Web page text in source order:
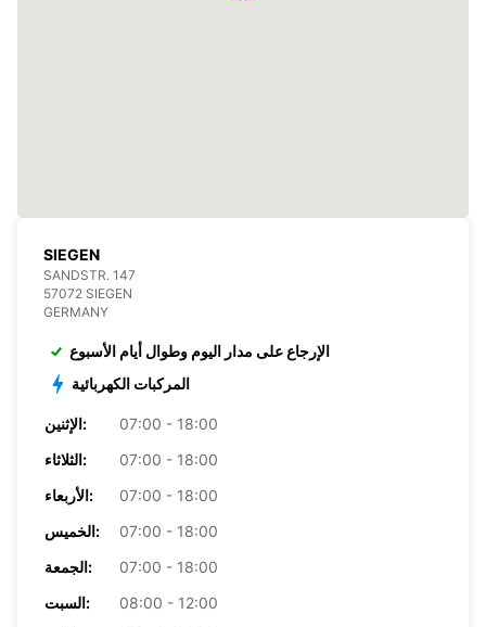
SIEGEN
SANDSTR. 147
57072 SIEGEN
GERMANY
الإرجاع على مدار اليوم وطوال أيام الأسبوع
المركبات الكهربائية
الإثنين:
07:00 - 18:00
الثلاثاء:
07:00 - 18:00
الأربعاء:
07:00 - 18:00
الخميس:
07:00 - 18:00
الجمعة:
07:00 - 18:00
السبت:
08:00 - 12:00